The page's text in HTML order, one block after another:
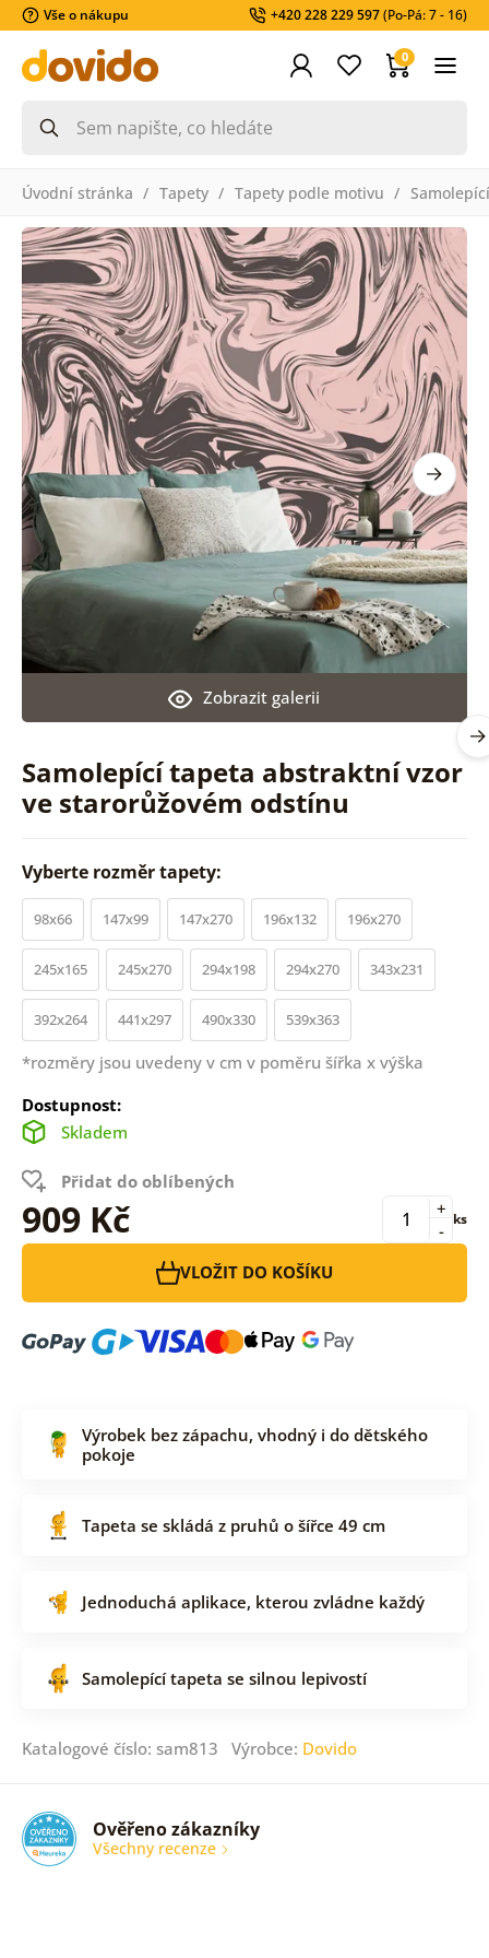
Vše o nákupu +420 228 229 597(Po-Pá: 7 - 16)
0
Úvodní stránka Tapety Tapety podle motivu
Samolepící tapeta abstraktní vzor
ve starorůžovém odstínu
Zobrazit galerii
Vyberte rozměr tapety:
98x66 147x99 147x270 196x132 196x270
245x165 245x270 294x198 294x270 343x231
392x264 441x297 490x330 539x363
*rozměry jsou uvedeny v cm v poměru šířka x výška
Dostupnost:
Skladem
Přidat do oblíbených
909 Kč -
+ ks
VLOŽIT DO KOŠÍKU
Výrobek bez zápachu, vhodný i do dětského
pokoje
Tapeta se skládá z pruhů o šířce 49 cm
Jednoduchá aplikace, kterou zvládne každý
Samolepící tapeta se silnou lepivostí
Katalogové číslo: sam813 Výrobce: Dovido
Ověřeno zákazníky
Všechny recenze